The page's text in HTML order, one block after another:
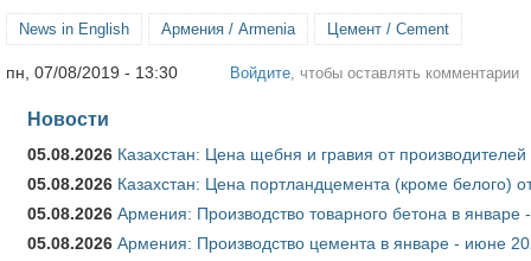
News in English Армения / Armenia Цемент / Cement
пн, 07/08/2019 - 13:30 Войдите , чтобы оставлять комментарии
Новости
05.08.2026 Казахстан: Цена щебня и гравия от
05.08.2026 Казахстан: Цена портландцемента (кроме белого)
05.08.2026 Армения: Производство товарного бетона в январе
05.08.2026 Армения: Производство цемента в январе - июне